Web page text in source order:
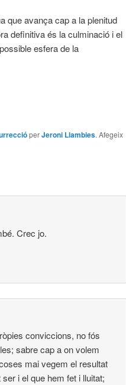
que avança cap a la plenitud
definitiva és la culminació i el
esfera de la
perJeroni Llambies. Afegeix
Crec jo.
conviccions, no fós
sabre cap a on volem
mai vegem el resultat
i el que hem fet i lluitat;